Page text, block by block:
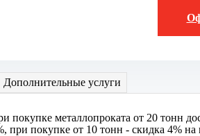
Дополнительные услуги
металлопроката от 20 тонн
покупке от 10 тонн - скидка 4% на